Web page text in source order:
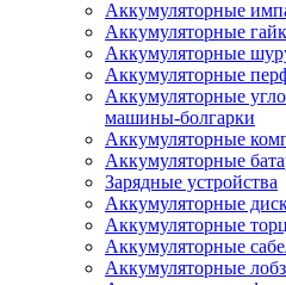
Аккумуляторные
Аккумуляторные
Аккумуляторные
Аккумуляторные
Аккумуляторные
машины-болгарки
Аккумуляторные
Аккумуляторные
Зарядные устройства
Аккумуляторные
Аккумуляторные
Аккумуляторные
Аккумуляторные